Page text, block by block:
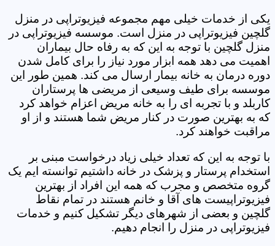
یکی از خدمات خیلی مهم مجموعه فیزیوتراپی در منزل
گلچین فیزیوتراپی در منزل است. موسسه فیزیوتراپی در
منزل گلچین با توجه به این که به رفاه حال بیماران
اهمیت می دهد همه ابزار مورد نیاز را برای کامل شدن
دوره درمان به خانه بیمار ارسال می کند. همین طور این
موسسه برای طیف وسیعی از مریضی ها پرستاران
کاربلد و با تجربه ای را به خانه مریض اعزام خواهد کرد
که به بهترین صورت در کنار مریض شما هستند و از او
مراقبت خواهند کرد.
با توجه به این که تعداد خیلی زیاد درخواست مبنی بر
استخدام پرستار و پزشک در خانه داشتیم توانسته ایم یک
گروه متخصص و مجرب که همه این افراد از بهترین
فیزیوتراپیست های آقا و خانم هستند در تمام نقاط
گلچین و بعضی از شهرهای دیگر تشکیل کنیم و خدمات
فیزیوتراپی در منزل را انجام دهیم.